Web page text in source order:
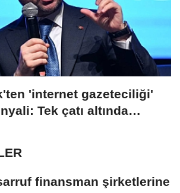
'internet gazeteciliği'
Tek çatı altında
finansman şirketlerine